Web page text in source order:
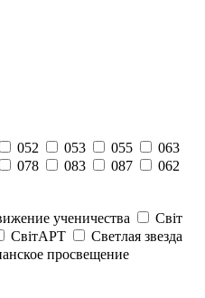
052 053 055
063
078 083 087
062
ученичества
Світ
СвітАРТ
Светлая звезда
просвещение